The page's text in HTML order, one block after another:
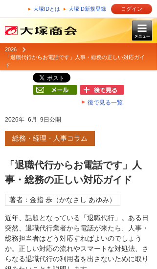
大塚IDとは 大塚ID新規登録 ログイン
2026
「退職代行からお電話です」人事・総務の正しい対応ガイ
ド
後で見る一覧
2026年 6月 9日公開
総務・経理・人事コラム
「退職代行からお電話です」人
事・総務の正しい対応ガイド
著者：金指 歩（かなさし あゆみ）
近年、話題となっている「退職代行」。ある日
突然、退職代行業者から電話が来たら、人事・
総務担当者はどう対応すればよいのでしょう
か。正しい対応の流れやスマートな対処法、さ
らなる退職代行の利用者を出さないために取り